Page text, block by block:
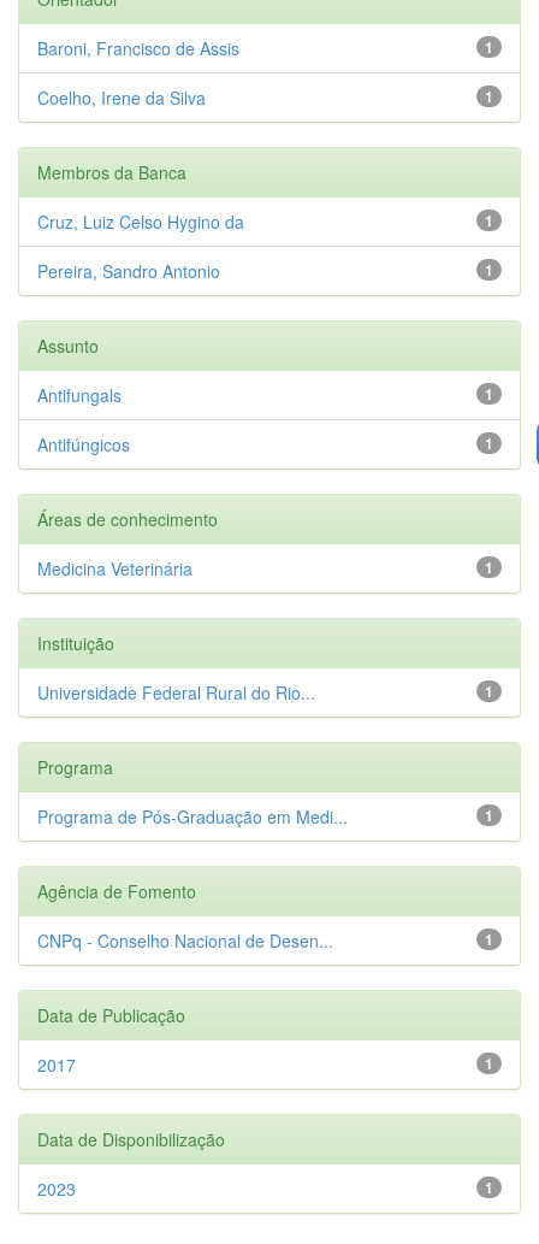
1
Baroni, Francisco de Assis
1
Coelho, Irene da Silva
Membros da Banca
1
Cruz, Luiz Celso Hygino da
1
Pereira, Sandro Antonio
Assunto
1
Antifungals
1
Antifúngicos
Áreas de conhecimento
1
Medicina Veterinária
Instituição
1
Universidade Federal Rural do Rio...
Programa
1
Programa de Pós-Graduação em Medi...
Agência de Fomento
1
CNPq - Conselho Nacional de Desen...
Data de Publicação
1
2017
Data de Disponibilização
1
2023